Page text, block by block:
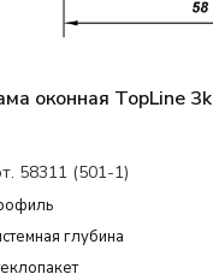
оконная TopLine 3k
58311 (501-1)
глубина